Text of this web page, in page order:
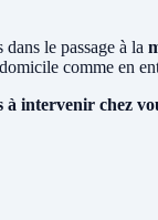
le passage à la
comme en
à intervenir chez